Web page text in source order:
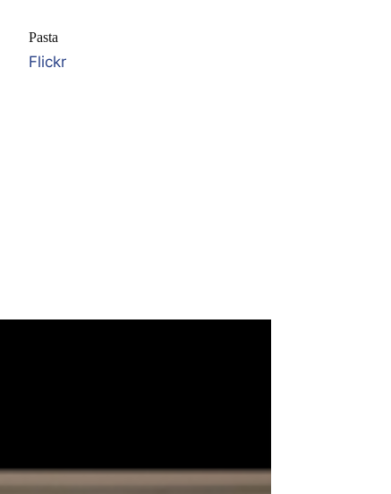
Pasta
Flickr